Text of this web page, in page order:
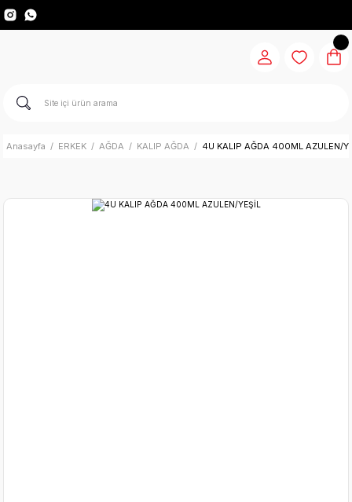
Anasayfa ERKEK AĞDA KALIP AĞDA 4U KALIP AĞDA 400ML AZULEN/